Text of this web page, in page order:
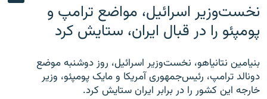
نخست‌وزیر اسرائیل، مواضع ترامپ و
پومپئو را در قبال ایران، ستایش کرد
بنیامین نتانیاهو، نخست‌وزیر اسرائیل، روز دوشنبه موضع
دونالد ترامپ، رئیس‌جمهوری آمریکا و مایک پومپئو، وزیر
خارجه این کشور را در برابر ایران ستایش کرد.